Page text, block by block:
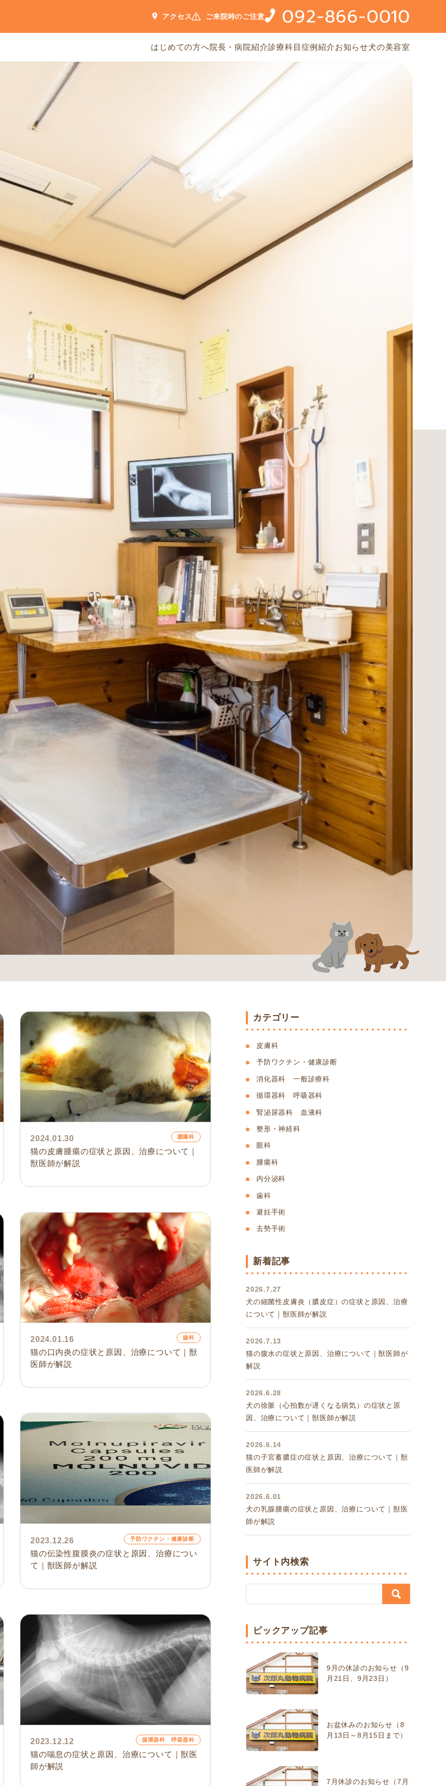
アクセス ご来院時のご注意 092-866-0010
はじめての方へ院長・病院紹介診療科目 症例紹介お知らせ犬の美容室
2024.01.30 腫瘍科
猫の皮膚腫瘍の症状と原因、治療について｜
獣医師が解説
2024.01.16 歯科
猫の口内炎の症状と原因、治療について｜獣
医師が解説
2023.12.26 予防ワクチン・健康診断
猫の伝染性腹膜炎の症状と原因、治療につい
て｜獣医師が解説
2023.12.12 循環器科 呼吸器科
猫の喘息の症状と原因、治療について｜獣医
師が解説
カテゴリー
皮膚科
予防ワクチン・健康診断
消化器科 一般診療科
循環器科 呼吸器科
腎泌尿器科 血液科
整形・神経科
眼科
腫瘍科
内分泌科
歯科
避妊手術
去勢手術
新着記事
2026.7.27
犬の細菌性皮膚炎（膿皮症）の症状と原因、治療
について｜獣医師が解説
2026.7.13
猫の腹水の症状と原因、治療について｜獣医師が
解説
2026.6.28
犬の徐脈（心拍数が遅くなる病気）の症状と原
因、治療について｜獣医師が解説
2026.6.14
猫の子宮蓄膿症の症状と原因、治療について｜獣
医師が解説
2026.6.01
犬の乳腺腫瘍の症状と原因、治療について｜獣医
師が解説
サイト内検索
ピックアップ記事
9月の休診のお知らせ（9
月21日、9月23日）
お盆休みのお知らせ（8
月13日～8月15日まで）
7月休診のお知らせ（7月